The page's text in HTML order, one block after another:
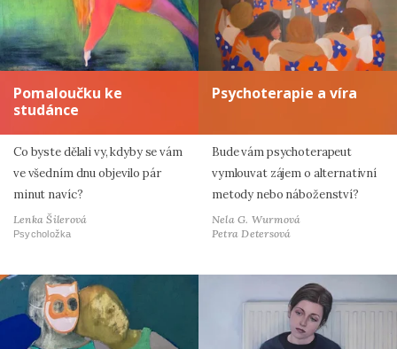
Pomaloučku ke
studánce
Co byste dělali vy, kdyby se vám
ve všedním dnu objevilo pár
minut navíc?
Lenka Šilerová
Psycholožka
Psychoterapie a víra
Bude vám psychoterapeut
vymlouvat zájem o alternativní
metody nebo náboženství?
Nela G. Wurmová
Petra Detersová